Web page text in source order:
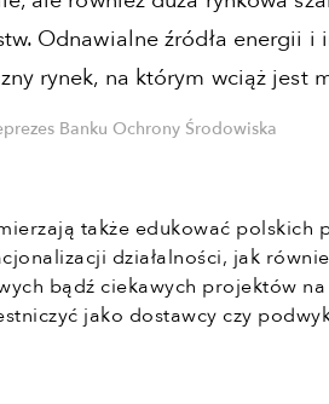
Odnawialne źródła energii
rynek, na którym wciąż jest
Banku Ochrony Środowiska
także edukować polskich
działalności, jak
bądź ciekawych projektów
jako dostawcy czy